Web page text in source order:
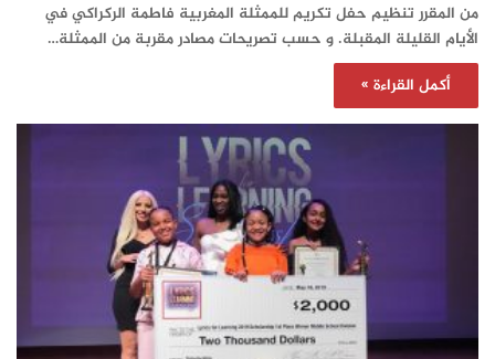
من المقرر تنظيم حفل تكريم للممثلة المغربية فاطمة الركراكي في
الأيام القليلة المقبلة. و حسب تصريحات مصادر مقربة من الممثلة…
أكمل القراءة »